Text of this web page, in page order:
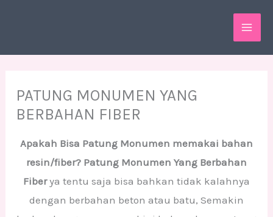
PATUNG MONUMEN YANG
BERBAHAN FIBER
Apakah Bisa Patung Monumen memakai bahan
resin/fiber? Patung Monumen Yang Berbahan
Fiberya tentu saja bisa bahkan tidak kalahnya
dengan berbahan beton atau batu, Semakin